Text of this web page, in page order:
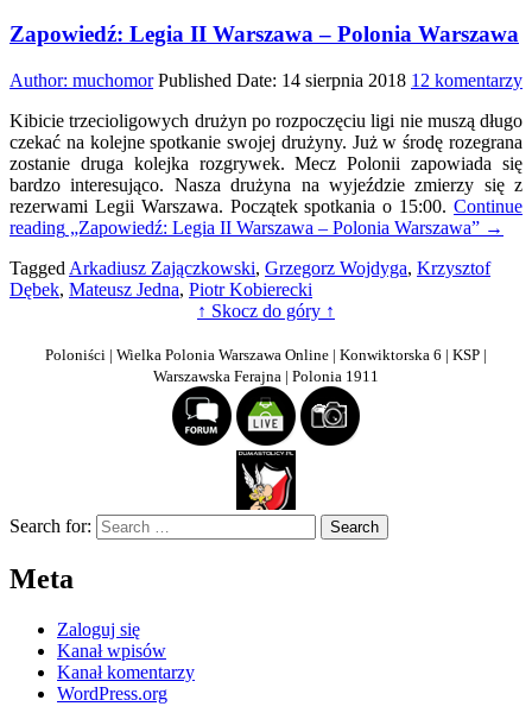
Zapowiedź: Legia II Warszawa – Polonia Warszawa
Author: muchomor Published Date: 14 sierpnia 2018 12 komentarzy
II
–
Kibicie trzecioligowych drużyn po rozpoczęciu ligi nie muszą długo
czekać na kolejne spotkanie swojej drużyny. Już w środę rozegrana
zostanie druga kolejka rozgrywek. Mecz Polonii zapowiada się
bardzo interesująco. Nasza drużyna na wyjeździe zmierzy się z
rezerwami Legii Warszawa. Początek spotkania o 15:00. Continue
reading „Zapowiedź: Legia II Warszawa – Polonia Warszawa” →
Tagged Arkadiusz Zajączkowski, Grzegorz Wojdyga, Krzysztof
Dębek, Mateusz Jedna, Piotr Kobierecki
↑ Skocz do góry ↑
Poloniści | Wielka Polonia Warszawa Online | Konwiktorska 6 | KSP |
Warszawska Ferajna | Polonia 1911
Search for:
Meta
Zaloguj się
Kanał wpisów
Kanał komentarzy
WordPress.org